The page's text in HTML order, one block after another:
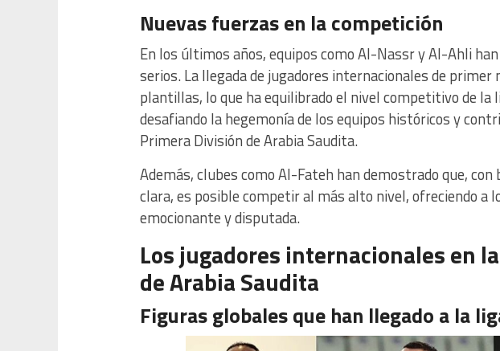
Nuevas fuerzas en la competición
En los últimos años, equipos como Al-Nassr y Al-Ahli
serios. La llegada de jugadores internacionales de
plantillas, lo que ha equilibrado el nivel competitivo de la
desafiando la hegemonía de los equipos históricos y
Primera División de Arabia Saudita.
Además, clubes como Al-Fateh han demostrado que,
clara, es posible competir al más alto nivel, ofreciendo a
emocionante y disputada.
Los jugadores internacionales en
de Arabia Saudita
Figuras globales que han llegado a la